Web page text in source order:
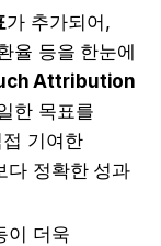
가 추가되어,
율 등을 한눈에
Attribution
한 목표를
기여한
다 정확한 성과
이 더욱